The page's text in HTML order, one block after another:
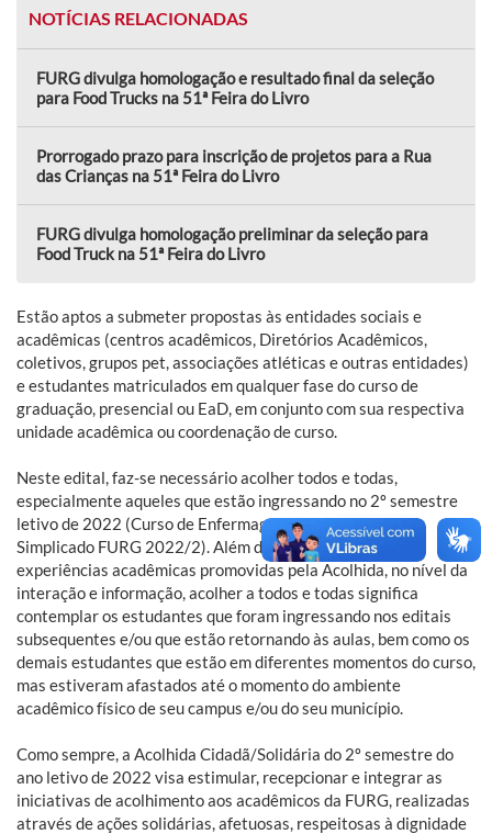
NOTÍCIAS RELACIONADAS
FURG divulga homologação e resultado final da seleção
para Food Trucks na 51ª Feira do Livro
Prorrogado prazo para inscrição de projetos para a Rua
das Crianças na 51ª Feira do Livro
FURG divulga homologação preliminar da seleção para
Food Truck na 51ª Feira do Livro
Estão aptos a submeter propostas às entidades sociais e
acadêmicas (centros acadêmicos, Diretórios Acadêmicos,
coletivos, grupos pet, associações atléticas e outras entidades)
e estudantes matriculados em qualquer fase do curso de
graduação, presencial ou EaD, em conjunto com sua respectiva
unidade acadêmica ou coordenação de curso.
Neste edital, faz-se necessário acolher todos e todas,
especialmente aqueles que estão ingressando no 2º semestre
letivo de 2022 (Curso de Enfermagem e Edital Específico
Simplicado FURG 2022/2). Além disso, pensando nas
experiências acadêmicas promovidas pela Acolhida, no nível da
interação e informação, acolher a todos e todas significa
contemplar os estudantes que foram ingressando nos editais
subsequentes e/ou que estão retornando às aulas, bem como os
demais estudantes que estão em diferentes momentos do curso,
mas estiveram afastados até o momento do ambiente
acadêmico físico de seu campus e/ou do seu município.
Como sempre, a Acolhida Cidadã/Solidária do 2º semestre do
ano letivo de 2022 visa estimular, recepcionar e integrar as
iniciativas de acolhimento aos acadêmicos da FURG, realizadas
através de ações solidárias, afetuosas, respeitosas à dignidade